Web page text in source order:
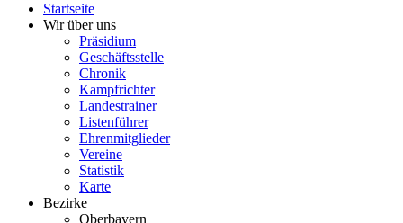
Startseite
Wir über uns
Präsidium
Geschäftsstelle
Chronik
Kampfrichter
Landestrainer
Listenführer
Ehrenmitglieder
Vereine
Statistik
Karte
Bezirke
Oberbayern